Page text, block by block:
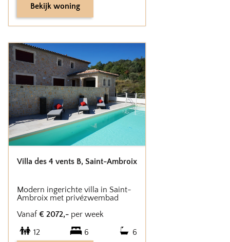
Bekijk woning
Villa des 4 vents B, Saint-Ambroix
Modern ingerichte villa in Saint-
Ambroix met privézwembad
Vanaf € 2072,- per week
12
6 6